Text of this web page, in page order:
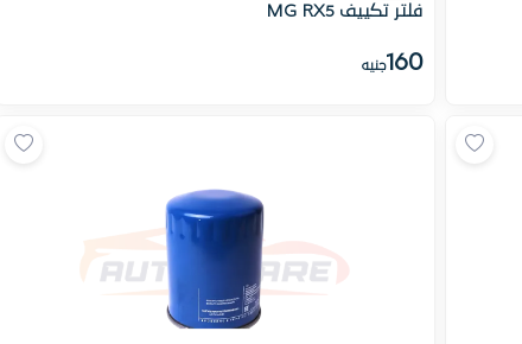
فلتر تكييف MG RX5
160جنيه